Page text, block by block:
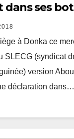
dans ses
à Donka ce
SLECG (syndicat
version
déclaration dans…